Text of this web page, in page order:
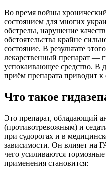
Во время войны
состоянием для многих
обстрелы, нарушение
обстоятельства крайне
состояние. В результате
лекарственный препарат —
успокаивающее средство. В
приём препарата приводит
Что такое
Это препарат, обладающий
(противотревожным) и
при судорогах и в
зависимости. Он влияет на
чего усиливаются
применения становится: